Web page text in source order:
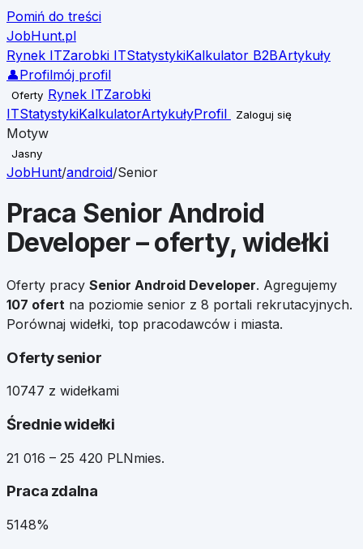
Pomiń do treści
JobHunt.pl
Rynek ITZarobki ITStatystykiKalkulator B2BArtykuły
👤Profilmój profil
Oferty Rynek ITZarobki
ITStatystykiKalkulatorArtykułyProfil Zaloguj się
Motyw
Jasny
JobHunt/android/Senior
Praca Senior Android
Developer– oferty, widełki
Oferty pracy Senior Android Developer. Agregujemy
107 ofert na poziomie senior z 8 portali rekrutacyjnych.
Porównaj widełki, top pracodawców i miasta.
Oferty senior
10747 z widełkami
Średnie widełki
21 016 – 25 420 PLNmies.
Praca zdalna
5148%